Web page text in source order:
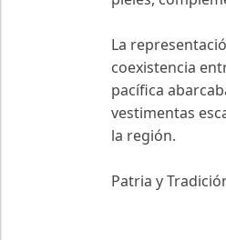
La
coexistencia
pacífica
vestimentas
la región.
Patria y